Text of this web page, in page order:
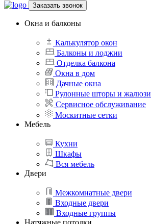
Заказать звонок
Окна и балконы
Калькулятор окон
Балконы и лоджии
Отделка балкона
Окна в дом
Дачные окна
Рулонные шторы и жалюзи
Сервисное обслуживание
Москитные сетки
Мебель
Кухни
Шкафы
Вся мебель
Двери
Межкомнатные двери
Входные двери
Входные группы
Натяжные потолки